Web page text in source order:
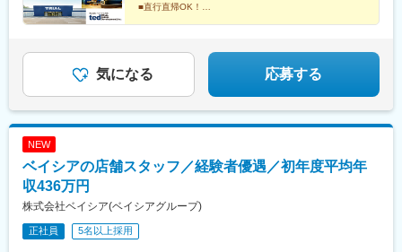
■直行直帰OK！
気になる 応募する
NEW
ベイシアの店舗スタッフ／経験者優遇／初年度平均年
収436万円
株式会社ベイシア(ベイシアグループ)
正社員 5名以上採用